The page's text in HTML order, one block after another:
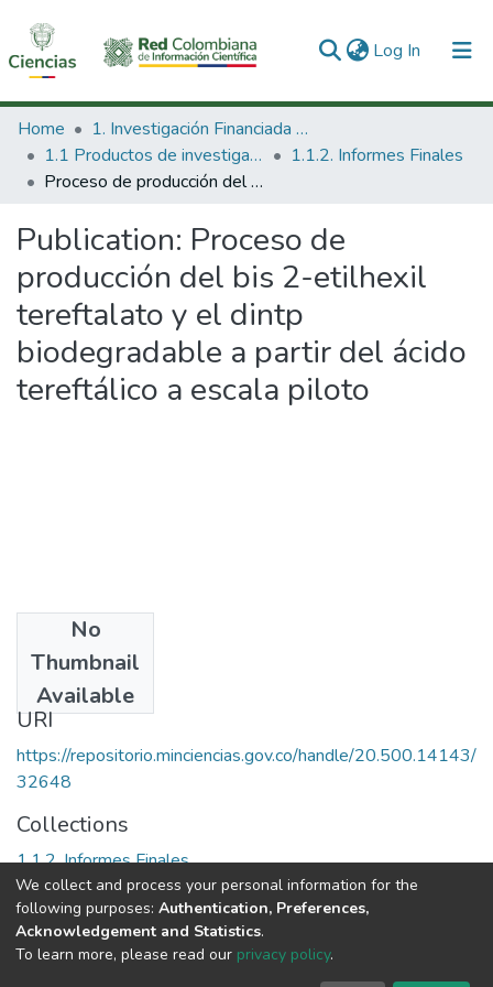
Log In (current)
Communities & Collections
All of DSpace
Home
1. Investigación Financiada con Recursos Públicos
1.1 Productos de investigación
1.1.2. Informes Finales
Proceso de producción del bis 2-etilhexil tereftalato y el dintp biodegradable a partir del ácido tereftálico a escala piloto
Publication: Proceso de
producción del bis 2-etilhexil
tereftalato y el dintp
biodegradable a partir del ácido
tereftálico a escala piloto
No
Thumbnail
Available
2003
URI
https://repositorio.minciencias.gov.co/handle/20.500.14143/
32648
Collections
1.1.2. Informes Finales
Full item page
DSpace software copyright © 2002-2026
We collect and process your personal information for the
following purposes: Authentication, Preferences,
Acknowledgement and Statistics.
To learn more, please read our privacy policy.